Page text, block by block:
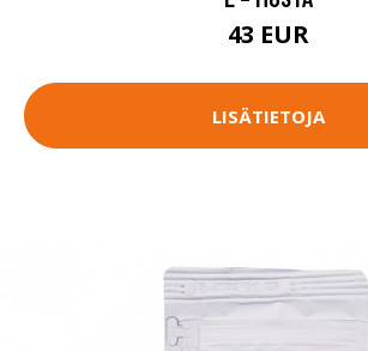
43 EUR
LISÄTIETOJA